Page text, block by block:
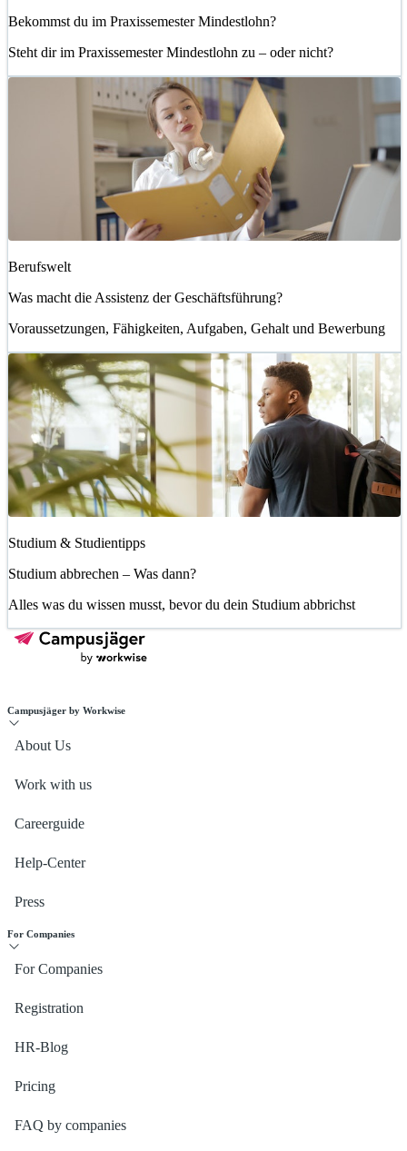
Bekommst du im Praxissemester Mindestlohn?
Steht dir im Praxissemester Mindestlohn zu – oder nicht?
Berufswelt
Was macht die Assistenz der Geschäftsführung?
Voraussetzungen, Fähigkeiten, Aufgaben, Gehalt und Bewerbung
Studium & Studientipps
Studium abbrechen – Was dann?
Alles was du wissen musst, bevor du dein Studium abbrichst
Campusjäger by Workwise
About Us
Work with us
Careerguide
Help-Center
Press
For Companies
For Companies
Registration
HR-Blog
Pricing
FAQ by companies